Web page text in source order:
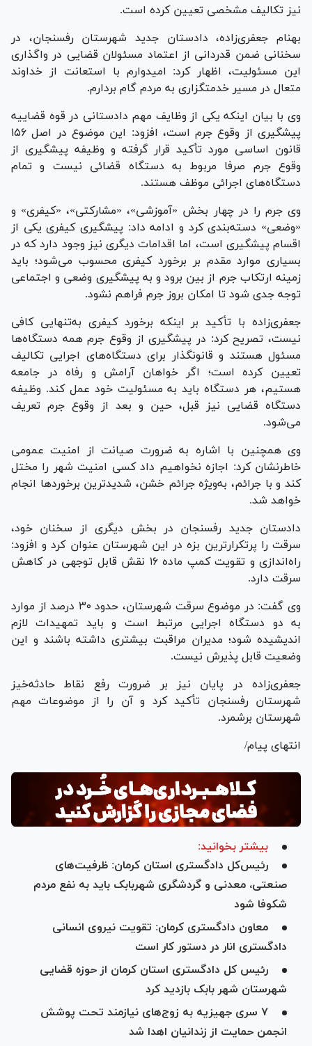
نیز تکالیف مشخصی تعیین کرده است.
بهنام جعفری‌زاده، دادستان جدید شهرستان رفسنجان، در
سخنانی ضمن قدردانی از اعتماد مسئولان قضایی در واگذاری
این مسئولیت، اظهار کرد: امیدوارم با استعانت از خداوند
متعال در مسیر خدمتگزاری به مردم گام بردارم.
وی با بیان اینکه یکی از وظایف مهم دادستانی در قوه قضاییه
پیشگیری از وقوع جرم است، افزود: این موضوع در اصل ۱۵۶
قانون اساسی مورد تأکید قرار گرفته و وظیفه پیشگیری از
وقوع جرم صرفا مربوط به دستگاه قضائی نیست و تمام
دستگاه‌های اجرائی موظف هستند.
وی جرم را در چهار بخش «آموزشی»، «مشارکتی»، «کیفری» و
«وضعی» دسته‌بندی کرد و ادامه داد: پیشگیری کیفری یکی از
اقسام پیشگیری است، اما اقدامات دیگری نیز وجود دارد که در
بسیاری موارد مقدم بر برخورد کیفری محسوب می‌شود؛ باید
زمینه ارتکاب جرم از بین برود و به پیشگیری وضعی و اجتماعی
توجه جدی شود تا امکان بروز جرم فراهم نشود.
جعفری‌زاده با تأکید بر اینکه برخورد کیفری به‌تنهایی کافی
نیست، تصریح کرد: در پیشگیری از وقوع جرم همه دستگاه‌ها
مسئول هستند و قانونگذار برای دستگاه‌های اجرایی تکالیف
تعیین کرده است؛ اگر خواهان آرامش و رفاه در جامعه
هستیم، هر دستگاه باید به مسئولیت خود عمل کند. وظیفه
دستگاه قضایی نیز قبل، حین و بعد از وقوع جرم تعریف
می‌شود.
وی همچنین با اشاره به ضرورت صیانت از امنیت عمومی
خاطرنشان کرد: اجازه نخواهیم داد کسی امنیت شهر را مختل
کند و با جرائم، به‌ویژه جرائم خشن، شدیدترین برخورد‌ها انجام
خواهد شد.
دادستان جدید رفسنجان در بخش دیگری از سخنان خود،
سرقت را پرتکرارترین بزه در این شهرستان عنوان کرد و افزود:
راه‌اندازی و تقویت کمپ ماده ۱۶ نقش قابل توجهی در کاهش
سرقت دارد.
وی گفت: در موضوع سرقت شهرستان، حدود ۳۰ درصد از موارد
به دو دستگاه اجرایی مرتبط است و باید تمهیدات لازم
اندیشیده شود؛ مدیران مراقبت بیشتری داشته باشند و این
وضعیت قابل پذیرش نیست.
جعفری‌زاده در پایان نیز بر ضرورت رفع نقاط حادثه‌خیز
شهرستان رفسنجان تأکید کرد و آن را از موضوعات مهم
شهرستان برشمرد.
انتهای پیام/
بیشتر بخوانید:
رئیس‌کل دادگستری استان کرمان: ظرفیت‌های
صنعتی، معدنی و گردشگری شهربابک باید به نفع مردم
شکوفا شود
معاون دادگستری کرمان: تقویت نیروی انسانی
دادگستری انار در دستور کار است
رئیس کل دادگستری استان کرمان از حوزه قضایی
شهرستان شهر بابک بازدید کرد
۷ سری جهیزیه به زوج‌های نیازمند تحت پوشش
انجمن حمایت از زندانیان اهدا شد